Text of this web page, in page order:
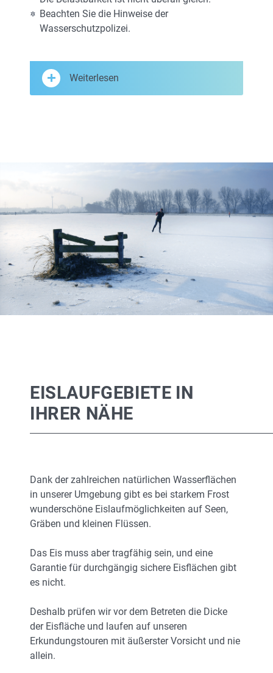
Beachten Sie die Hinweise der
Wasserschutzpolizei.
Weiterlesen
EISLAUFGEBIETE IN
IHRER NÄHE
Dank der zahlreichen natürlichen Wasserflächen
in unserer Umgebung gibt es bei starkem Frost
wunderschöne Eislaufmöglichkeiten auf Seen,
Gräben und kleinen Flüssen.
Das Eis muss aber tragfähig sein, und eine
Garantie für durchgängig sichere Eisflächen gibt
es nicht.
Deshalb prüfen wir vor dem Betreten die Dicke
der Eisfläche und laufen auf unseren
Erkundungstouren mit äußerster Vorsicht und nie
allein.